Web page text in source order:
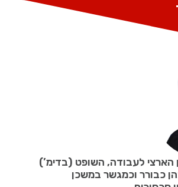
הארצי לעבודה, השופט (בדימ’)
כבורר וכמגשר במשכן